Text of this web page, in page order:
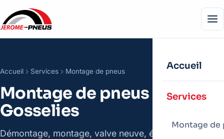
Accueil
Services
Montage de
Accueil Services Montage de pneus
Montage de pneus à
Gosselies
Démontage, montage, valve neuve, équilibrage et